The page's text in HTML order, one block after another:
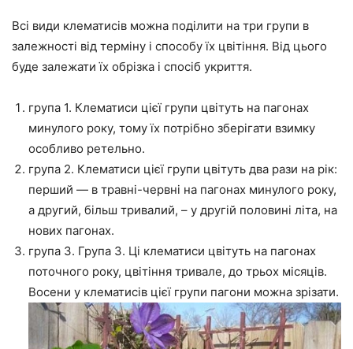
Всі види клематисів можна поділити на три групи в
залежності від терміну і способу їх цвітіння. Від цього
буде залежати їх обрізка і спосіб укриття.
група 1. Клематиси цієї групи цвітуть на пагонах
минулого року, тому їх потрібно зберігати взимку
особливо ретельно.
група 2. Клематиси цієї групи цвітуть два рази на рік:
перший — в травні-червні на пагонах минулого року,
а другий, більш тривалий, – у другій половині літа, на
нових пагонах.
група 3. Група 3. Ці клематиси цвітуть на пагонах
поточного року, цвітіння тривале, до трьох місяців.
Восени у клематисів цієї групи пагони можна зрізати.